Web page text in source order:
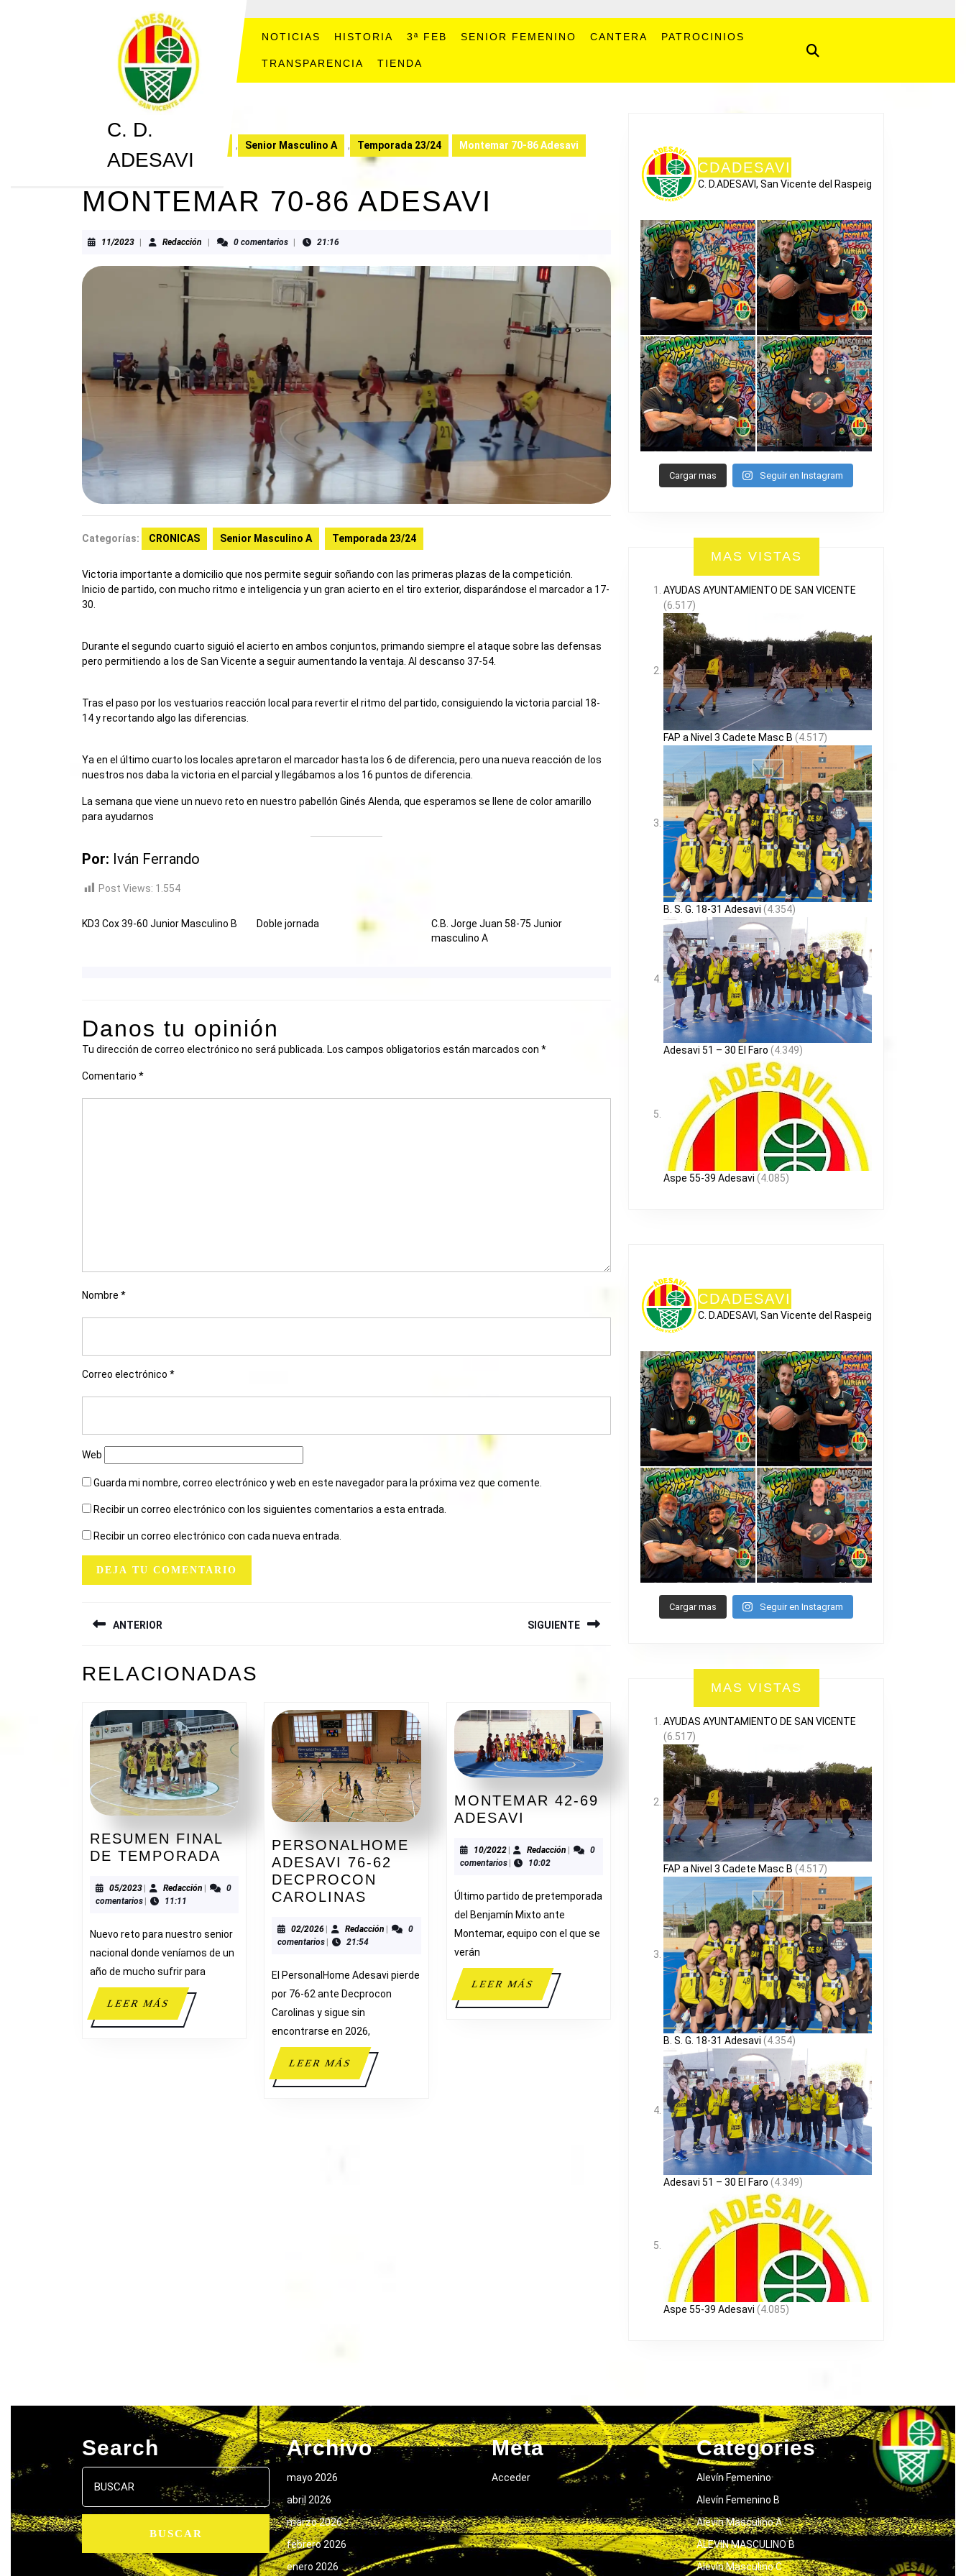
C. D.
ADESAVI
NOTICIAS HISTORIA 3ª FEB SENIOR FEMENINO CANTERA PATROCINIOS
TRANSPARENCIA TIENDA
, Senior Masculino A , Temporada 23/24 Montemar 70-86 Adesavi
MONTEMAR 70-86 ADESAVI
11/202311/2023Redacción Redacción0 comentarios 21:16
Categorías: CRONICAS Senior Masculino A Temporada 23/24
Victoria importante a domicilio que nos permite seguir soñando con las primeras plazas de la competición.
Inicio de partido, con mucho ritmo e inteligencia y un gran acierto en el tiro exterior, disparándose el marcador a 17-
30.
Durante el segundo cuarto siguió el acierto en ambos conjuntos, primando siempre el ataque sobre las defensas
pero permitiendo a los de San Vicente a seguir aumentando la ventaja. Al descanso 37-54.
Tras el paso por los vestuarios reacción local para revertir el ritmo del partido, consiguiendo la victoria parcial 18-
14 y recortando algo las diferencias.
Ya en el último cuarto los locales apretaron el marcador hasta los 6 de diferencia, pero una nueva reacción de los
nuestros nos daba la victoria en el parcial y llegábamos a los 16 puntos de diferencia.
La semana que viene un nuevo reto en nuestro pabellón Ginés Alenda, que esperamos se llene de color amarillo
para ayudarnos
Por: Iván Ferrando
Post Views: 1.554
KD3 Cox 39-60 Junior Masculino B Doble jornada
C.B. Jorge Juan 58-75 Junior
masculino A
Danos tu opinión
Tu dirección de correo electrónico no será publicada. Los campos obligatorios están marcados con *
Comentario *
Nombre *
Correo electrónico *
Web
Guarda mi nombre, correo electrónico y web en este navegador para la próxima vez que comente.
Recibir un correo electrónico con los siguientes comentarios a esta entrada.
Recibir un correo electrónico con cada nueva entrada.
DE
ENTRADAS
ANTERIOR
anterior:
SIGUIENTE
RELACIONADAS
RESUMEN FINAL
DE TEMPORADA RESUMEN
DE
TEMPORADA
05/202305/2023
| RedacciónRedacción
|
0
comentarios | 11:11
Nuevo reto para nuestro senior
nacional donde veníamos de un
año de mucho sufrir para
LEER MÁSLEER
MÁS
PERSONALHOME
ADESAVI 76-62
DECPROCON
CAROLINAS PERSONALHOME
76-
62
DECPROCON
CAROLINAS
02/202602/2026
| Redacción Redacción
|
0
comentarios | 21:54
El PersonalHome Adesavi pierde
por 76-62 ante Decprocon
Carolinas y sigue sin
encontrarse en 2026,
LEER MÁSLEER
MÁS
MONTEMAR 42-69
ADESAVI
69
ADESAVI
10/202210/2022
| Redacción Redacción
|
0
comentarios | 10:02
Último partido de pretemporada
del Benjamín Mixto ante
Montemar, equipo con el que se
verán
LEER MÁSLEER
MÁS
CDADESAVI
C. D.ADESAVI, San Vicente del Raspeig
Cargar mas Seguir en Instagram
MAS VISTAS
AYUDAS AYUNTAMIENTO DE SAN VICENTE
(6.517)
FAP a Nivel 3 Cadete Masc B (4.517)
B. S. G. 18-31 Adesavi (4.354)
Adesavi 51 – 30 El Faro (4.349)
Aspe 55-39 Adesavi (4.085)
CDADESAVI
C. D.ADESAVI, San Vicente del Raspeig
Cargar mas Seguir en Instagram
MAS VISTAS
AYUDAS AYUNTAMIENTO DE SAN VICENTE
(6.517)
FAP a Nivel 3 Cadete Masc B (4.517)
B. S. G. 18-31 Adesavi (4.354)
Adesavi 51 – 30 El Faro (4.349)
Aspe 55-39 Adesavi (4.085)
Search
Buscar:
Archivo
mayo 2026
abril 2026
marzo 2026
febrero 2026
enero 2026
Meta
Acceder
Categories
Alevín Femenino
Alevín Femenino B
Alevín Masculino A
ALEVIN MASCULINO B
Alevín Masculino C